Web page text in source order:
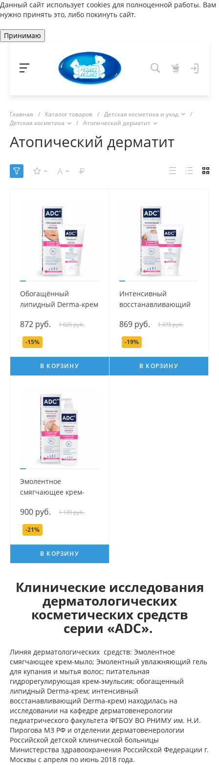
Данный сайт использует cookies для полноценной работы. Вам
нужно принять это, либо покинуть сайт.
Принимаю
Главная / Каталог товаров / Детская косметика и уход
/
Детская косметика
/ Атопический дерматит
Атопический дерматит
Обогащённый
липидный Derma-крем
872 руб. 1 026 руб.
-15%
В КОРЗИНУ
Интенсивный
восстанавливающий
ADC, 40 мл.
869 руб. 1 073 руб.
-19%
В КОРЗИНУ
Эмолентное
смягчающее крем-
мл.
900 руб. 1 139 руб.
-21%
В КОРЗИНУ
Клинические исследования
дерматологических
косметических средств
серии «ADC».
Линяя дерматологических средств: Эмолентное
смягчающее крем-мыло; Эмолентный увлажняющий гель
для купания и мытья волос; питательная
гидрорегулирующая крем-эмульсия; обогащенный
липидный Derma-крем; интенсивный
восстанавливающий Derma-крем) находилась на
исследовании на кафедре дерматовенерологии
педиатрического факультета ФГБОУ ВО РНИМУ им. Н.И.
Пирогова МЗ РФ и отделении дерматовенерологии
Российской детской клинической больницы
Министерства здравоохранения Российской Федерации г.
Москвы с апреля по июнь 2018 года.